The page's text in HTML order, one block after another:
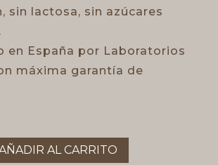
sin lactosa, sin azúcares
en España por Laboratorios
máxima garantía de
AL CARRITO